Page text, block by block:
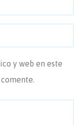
y web en este